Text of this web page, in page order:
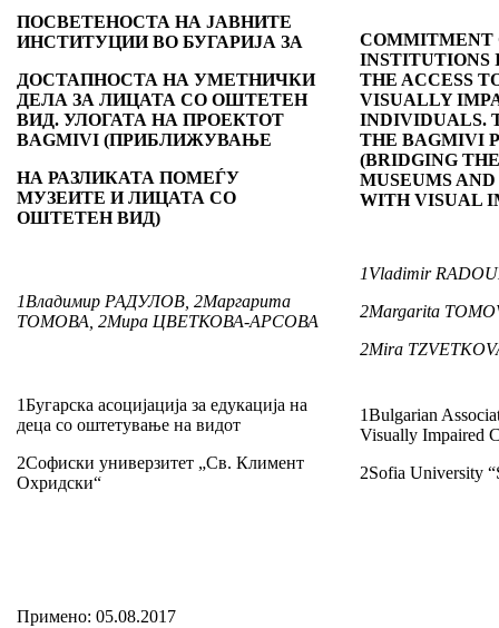
ПОСВЕТЕНОСТА НА ЈАВНИТЕ
ИНСТИТУЦИИ ВО БУГАРИЈА ЗА
ДОСТАПНОСТА НА УМЕТНИЧКИ
ДЕЛА ЗА ЛИЦАТА СО ОШТЕТЕН
ВИД. УЛОГАТА НА ПРОЕКТОТ
BAGMIVI (ПРИБЛИЖУВАЊЕ
НА РАЗЛИКАТА ПОМЕЃУ
МУЗЕИТЕ И ЛИЦАТА СО
ОШТЕТЕН ВИД)
COMMITMENT
INSTITUTIONS
THE ACCESS
VISUALLY
INDIVIDUALS.
THE BAGMIVI
(BRIDGING
MUSEUMS
WITH VISUAL
1Владимир РАДУЛОВ,2Маргарита
ТОМОВА,2Мира ЦВЕТКОВА-АРСОВА
1Vladimir
2Margarita
2Mira
1Бугарска асоцијација за едукација на
деца со оштетување на видот
2Софиски универзитет „Св. Климент
Охридски“
1Bulgarian
Visually Impaired
2Sofia University
Примено: 05.08.2017